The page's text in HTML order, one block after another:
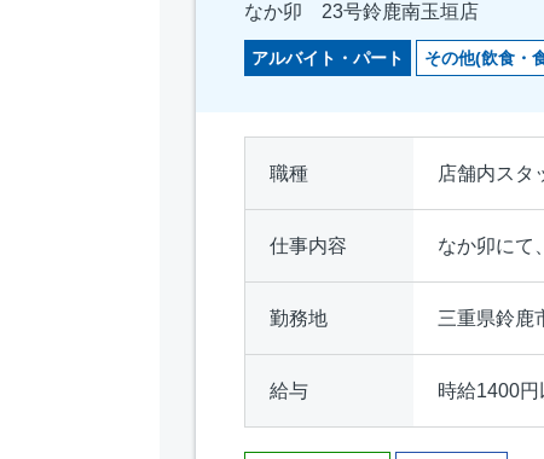
なか卯 23号鈴鹿南玉垣店
アルバイト・パート その他(飲食・
職種 店舗内スタ
仕事内容 なか卯にて
勤務地 三重県鈴鹿
給与 時給1400円